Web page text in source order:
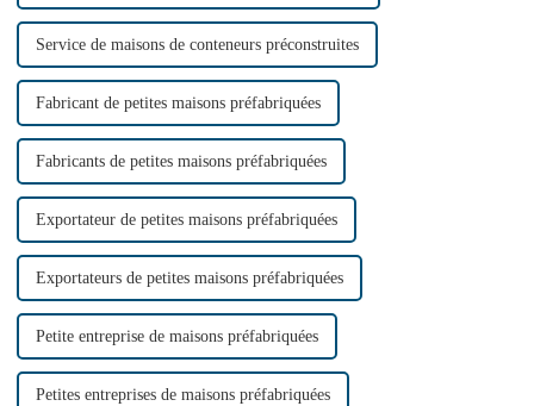
Service de maisons de conteneurs préconstruites
Fabricant de petites maisons préfabriquées
Fabricants de petites maisons préfabriquées
Exportateur de petites maisons préfabriquées
Exportateurs de petites maisons préfabriquées
Petite entreprise de maisons préfabriquées
Petites entreprises de maisons préfabriquées